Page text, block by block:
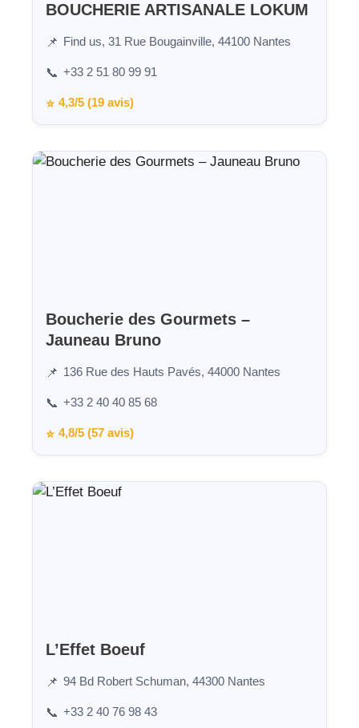
BOUCHERIE ARTISANALE LOKUM
📌 Find us, 31 Rue Bougainville, 44100 Nantes
📞 +33 2 51 80 99 91
⭐ 4,3/5 (19 avis)
Boucherie des Gourmets –
Jauneau Bruno
📌 136 Rue des Hauts Pavés, 44000 Nantes
📞 +33 2 40 40 85 68
⭐ 4,8/5 (57 avis)
L’Effet Boeuf
📌 94 Bd Robert Schuman, 44300 Nantes
📞 +33 2 40 76 98 43